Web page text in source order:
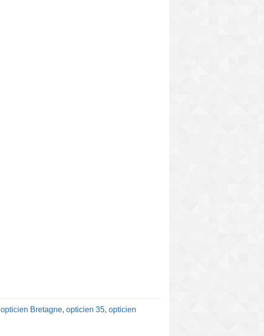
opticien Bretagne, opticien 35, opticien